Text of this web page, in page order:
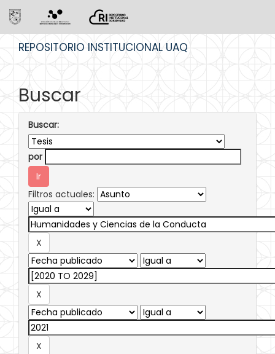
REPOSITORIO INSTITUCIONAL UAQ
Buscar
Buscar:
por
Filtros actuales: